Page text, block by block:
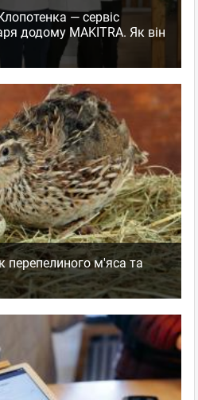
— сервіс
додому MAKITRA. Як він
перепелиного м'яса та